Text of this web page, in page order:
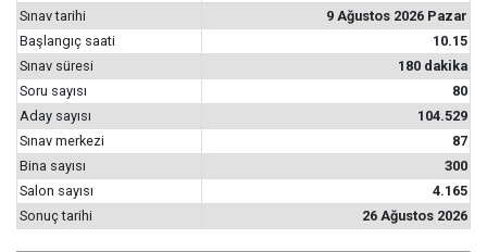
Sınav tarihi
9 Ağustos 2026 Pazar
Başlangıç saati
10.15
Sınav süresi
180 dakika
Soru sayısı
80
Aday sayısı
104.529
Sınav merkezi
87
Bina sayısı
300
Salon sayısı
4.165
Sonuç tarihi
26 Ağustos 2026